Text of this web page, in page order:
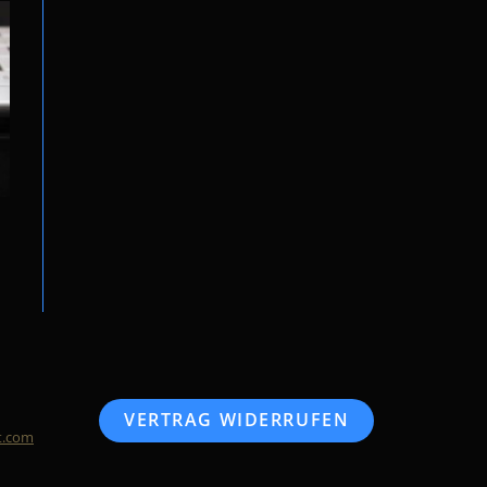
VERTRAG WIDERRUFEN